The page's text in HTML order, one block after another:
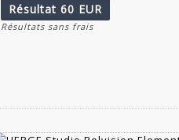
Résultat 60 EUR
Résultats sans frais